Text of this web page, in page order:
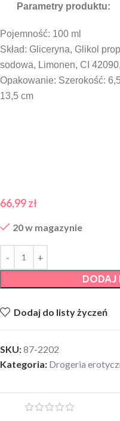
Parametry produktu:
Pojemność: 100 ml
Skład: Gliceryna, Glikol
sodowa, Limonen, CI
Opakowanie: Szerokość:
13,5 cm
66,99zł
20 w magazynie
DODAJ
Dodaj do listy życzeń
SKU:87-2202
Kategoria: Drogeria